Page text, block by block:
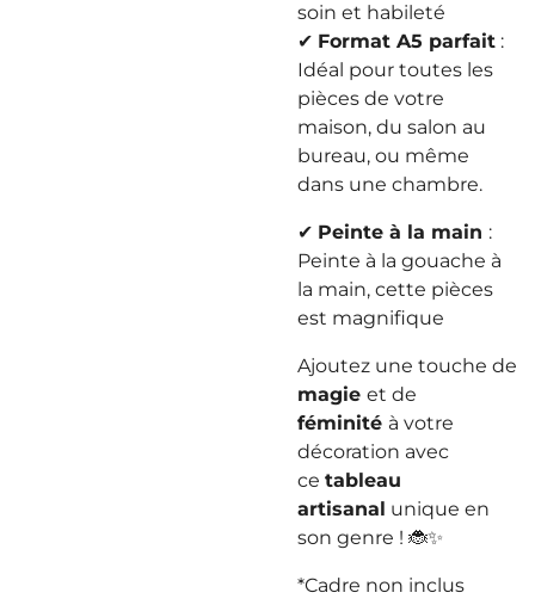
soin et habileté
✔ Format A5 parfait :
Idéal pour toutes les
pièces de votre
maison, du salon au
bureau, ou même
dans une chambre.
✔ Peinte à la main :
Peinte à la gouache à
la main, cette pièces
est magnifique
Ajoutez une touche de
magie et de
féminité à votre
décoration avec
ce tableau
artisanal unique en
son genre ! 🐞✨
*Cadre non inclus